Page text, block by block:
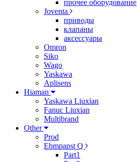
прочее оборудование
Joventa
приводы
клапаны
аксессуары
Omron
Siko
Wago
Yaskawa
Aplisens
Hiaman
Yaskawa Liuxian
Fanuc Liuxian
Multibrand
Other
Prod
Ebmpapst Q
Part1